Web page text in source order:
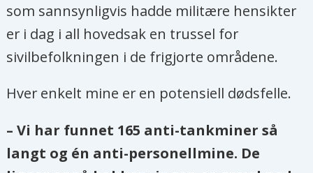
som sannsynligvis hadde militære hensikter
er i dag i all hovedsak en trussel for
sivilbefolkningen i de frigjorte områdene.
Hver enkelt mine er en potensiell dødsfelle.
– Vi har funnet 165 anti-tankminer så
langt og én anti-personellmine. De